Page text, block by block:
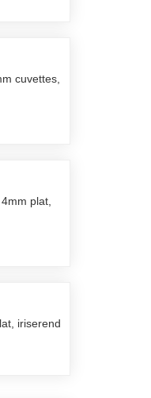
cuvettes,
plat,
iriserend